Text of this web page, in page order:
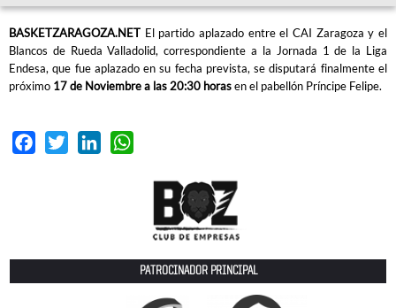
BASKETZARAGOZA.NET El partido aplazado entre el CAI Zaragoza y el
Blancos de Rueda Valladolid, correspondiente a la Jornada 1 de la Liga
Endesa, que fue aplazado en su fecha prevista, se disputará finalmente el
próximo 17 de Noviembre a las 20:30 horasen el pabellón Príncipe Felipe.
Facebook
Twitter LinkedIn
PATROCINADOR PRINCIPAL